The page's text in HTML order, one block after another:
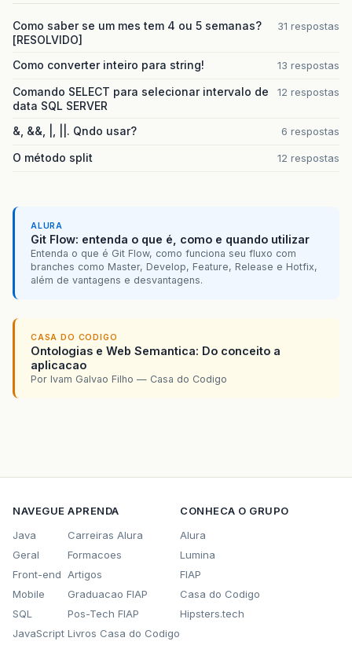
Como saber se um mes tem 4 ou 5 semanas?
[RESOLVIDO]
31 respostas
Como converter inteiro para string! 13 respostas
Comando SELECT para selecionar intervalo de
data SQL SERVER
12 respostas
&, &&, |, ||. Qndo usar? 6 respostas
O método split 12 respostas
ALURA
Git Flow: entenda o que é, como e quando utilizar
Entenda o que é Git Flow, como funciona seu fluxo com
branches como Master, Develop, Feature, Release e Hotfix,
além de vantagens e desvantagens.
CASA DO CODIGO
Ontologias e Web Semantica: Do conceito a
aplicacao
Por Ivam Galvao Filho — Casa do Codigo
NAVEGUE
Java
Geral
Front-end
Mobile
SQL
JavaScript
APRENDA
Carreiras Alura
Formacoes
Artigos
Graduacao FIAP
Pos-Tech FIAP
Livros Casa do Codigo
CONHECA O GRUPO
Alura
Lumina
FIAP
Casa do Codigo
Hipsters.tech